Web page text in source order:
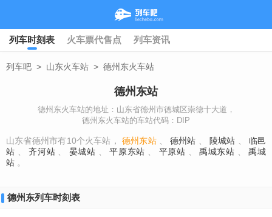
列车时刻表 火车票代售点 列车资讯
列车吧 > 山东火车站 > 德州东火车站
德州东站
德州东火车站的地址：山东省德州市德城区崇德十大道，
德州东火车站的车站代码：DIP
山东省德州市有10个火车站， 德州东站 德州站 陵城站
临邑
站
齐河站 晏城站 平原东站 平原站 禹城东站
禹城
站 。
德州东列车时刻表